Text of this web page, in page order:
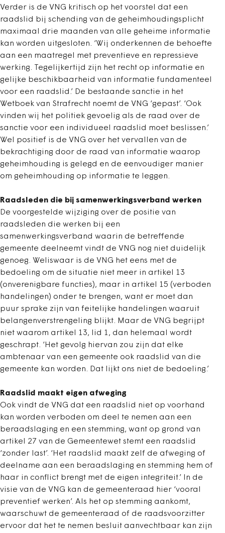
Verder is de VNG kritisch op het voorstel dat een
raadslid bij schending van de geheimhoudingsplicht
maximaal drie maanden van alle geheime informatie
kan worden uitgesloten. ‘Wij onderkennen de behoefte
aan een maatregel met preventieve en repressieve
werking. Tegelijkertijd zijn het recht op informatie en
gelijke beschikbaarheid van informatie fundamenteel
voor een raadslid.’ De bestaande sanctie in het
Wetboek van Strafrecht noemt de VNG ‘gepast’. ‘Ook
vinden wij het politiek gevoelig als de raad over de
sanctie voor een individueel raadslid moet beslissen.’
Wel positief is de VNG over het vervallen van de
bekrachtiging door de raad van informatie waarop
geheimhouding is gelegd en de eenvoudiger manier
om geheimhouding op informatie te leggen.
Raadsleden die bij samenwerkingsverband werken
De voorgestelde wijziging over de positie van
raadsleden die werken bij een
samenwerkingsverband waarin de betreffende
gemeente deelneemt vindt de VNG nog niet duidelijk
genoeg. Weliswaar is de VNG het eens met de
bedoeling om de situatie niet meer in artikel 13
(onverenigbare functies), maar in artikel 15 (verboden
handelingen) onder te brengen, want er moet dan
puur sprake zijn van feitelijke handelingen waaruit
belangenverstrengeling blijkt. Maar de VNG begrijpt
niet waarom artikel 13, lid 1, dan helemaal wordt
geschrapt. ‘Het gevolg hiervan zou zijn dat elke
ambtenaar van een gemeente ook raadslid van die
gemeente kan worden. Dat lijkt ons niet de bedoeling.’
Raadslid maakt eigen afweging
Ook vindt de VNG dat een raadslid niet op voorhand
kan worden verboden om deel te nemen aan een
beraadslaging en een stemming, want op grond van
artikel 27 van de Gemeentewet stemt een raadslid
‘zonder last’. ‘Het raadslid maakt zelf de afweging of
deelname aan een beraadslaging en stemming hem of
haar in conflict brengt met de eigen integriteit.’ In de
visie van de VNG kan de gemeenteraad hier ‘vooral
preventief werken’. Als het op stemming aankomt,
waarschuwt de gemeenteraad of de raadsvoorzitter
ervoor dat het te nemen besluit aanvechtbaar kan zijn